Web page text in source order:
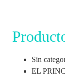
Sin
EL